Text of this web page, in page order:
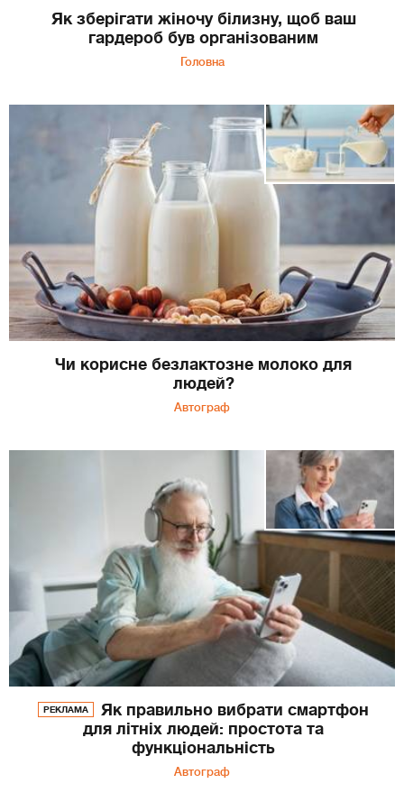
Як зберігати жіночу білизну, щоб ваш
гардероб був організованим
Головна
Чи корисне безлактозне молоко для
людей?
Автограф
РЕКЛАМА
Як правильно вибрати смартфон
для літніх людей: простота та
функціональність
Автограф